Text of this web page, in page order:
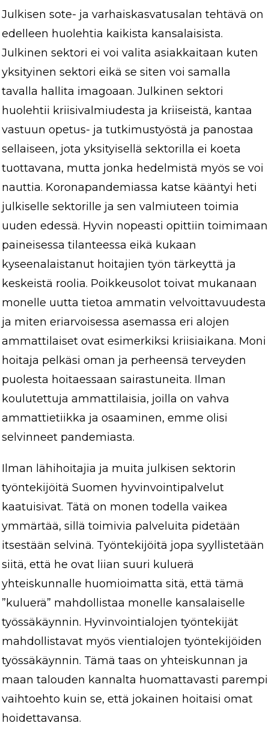
Julkisen sote- ja varhaiskasvatusalan tehtävä on
edelleen huolehtia kaikista kansalaisista.
Julkinen sektori ei voi valita asiakkaitaan kuten
yksityinen sektori eikä se siten voi samalla
tavalla hallita imagoaan. Julkinen sektori
huolehtii kriisivalmiudesta ja kriiseistä, kantaa
vastuun opetus- ja tutkimustyöstä ja panostaa
sellaiseen, jota yksityisellä sektorilla ei koeta
tuottavana, mutta jonka hedelmistä myös se voi
nauttia. Koronapandemiassa katse kääntyi heti
julkiselle sektorille ja sen valmiuteen toimia
uuden edessä. Hyvin nopeasti opittiin toimimaan
paineisessa tilanteessa eikä kukaan
kyseenalaistanut hoitajien työn tärkeyttä ja
keskeistä roolia. Poikkeusolot toivat mukanaan
monelle uutta tietoa ammatin velvoittavuudesta
ja miten eriarvoisessa asemassa eri alojen
ammattilaiset ovat esimerkiksi kriisiaikana. Moni
hoitaja pelkäsi oman ja perheensä terveyden
puolesta hoitaessaan sairastuneita. Ilman
koulutettuja ammattilaisia, joilla on vahva
ammattietiikka ja osaaminen, emme olisi
selvinneet pandemiasta.
Ilman lähihoitajia ja muita julkisen sektorin
työntekijöitä Suomen hyvinvointipalvelut
kaatuisivat. Tätä on monen todella vaikea
ymmärtää, sillä toimivia palveluita pidetään
itsestään selvinä. Työntekijöitä jopa syyllistetään
siitä, että he ovat liian suuri kuluerä
yhteiskunnalle huomioimatta sitä, että tämä
”kuluerä” mahdollistaa monelle kansalaiselle
työssäkäynnin. Hyvinvointialojen työntekijät
mahdollistavat myös vientialojen työntekijöiden
työssäkäynnin. Tämä taas on yhteiskunnan ja
maan talouden kannalta huomattavasti parempi
vaihtoehto kuin se, että jokainen hoitaisi omat
hoidettavansa.